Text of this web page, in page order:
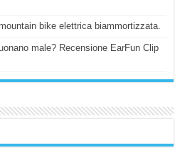
bike elettrica biammortizzata.
male? Recensione EarFun Clip